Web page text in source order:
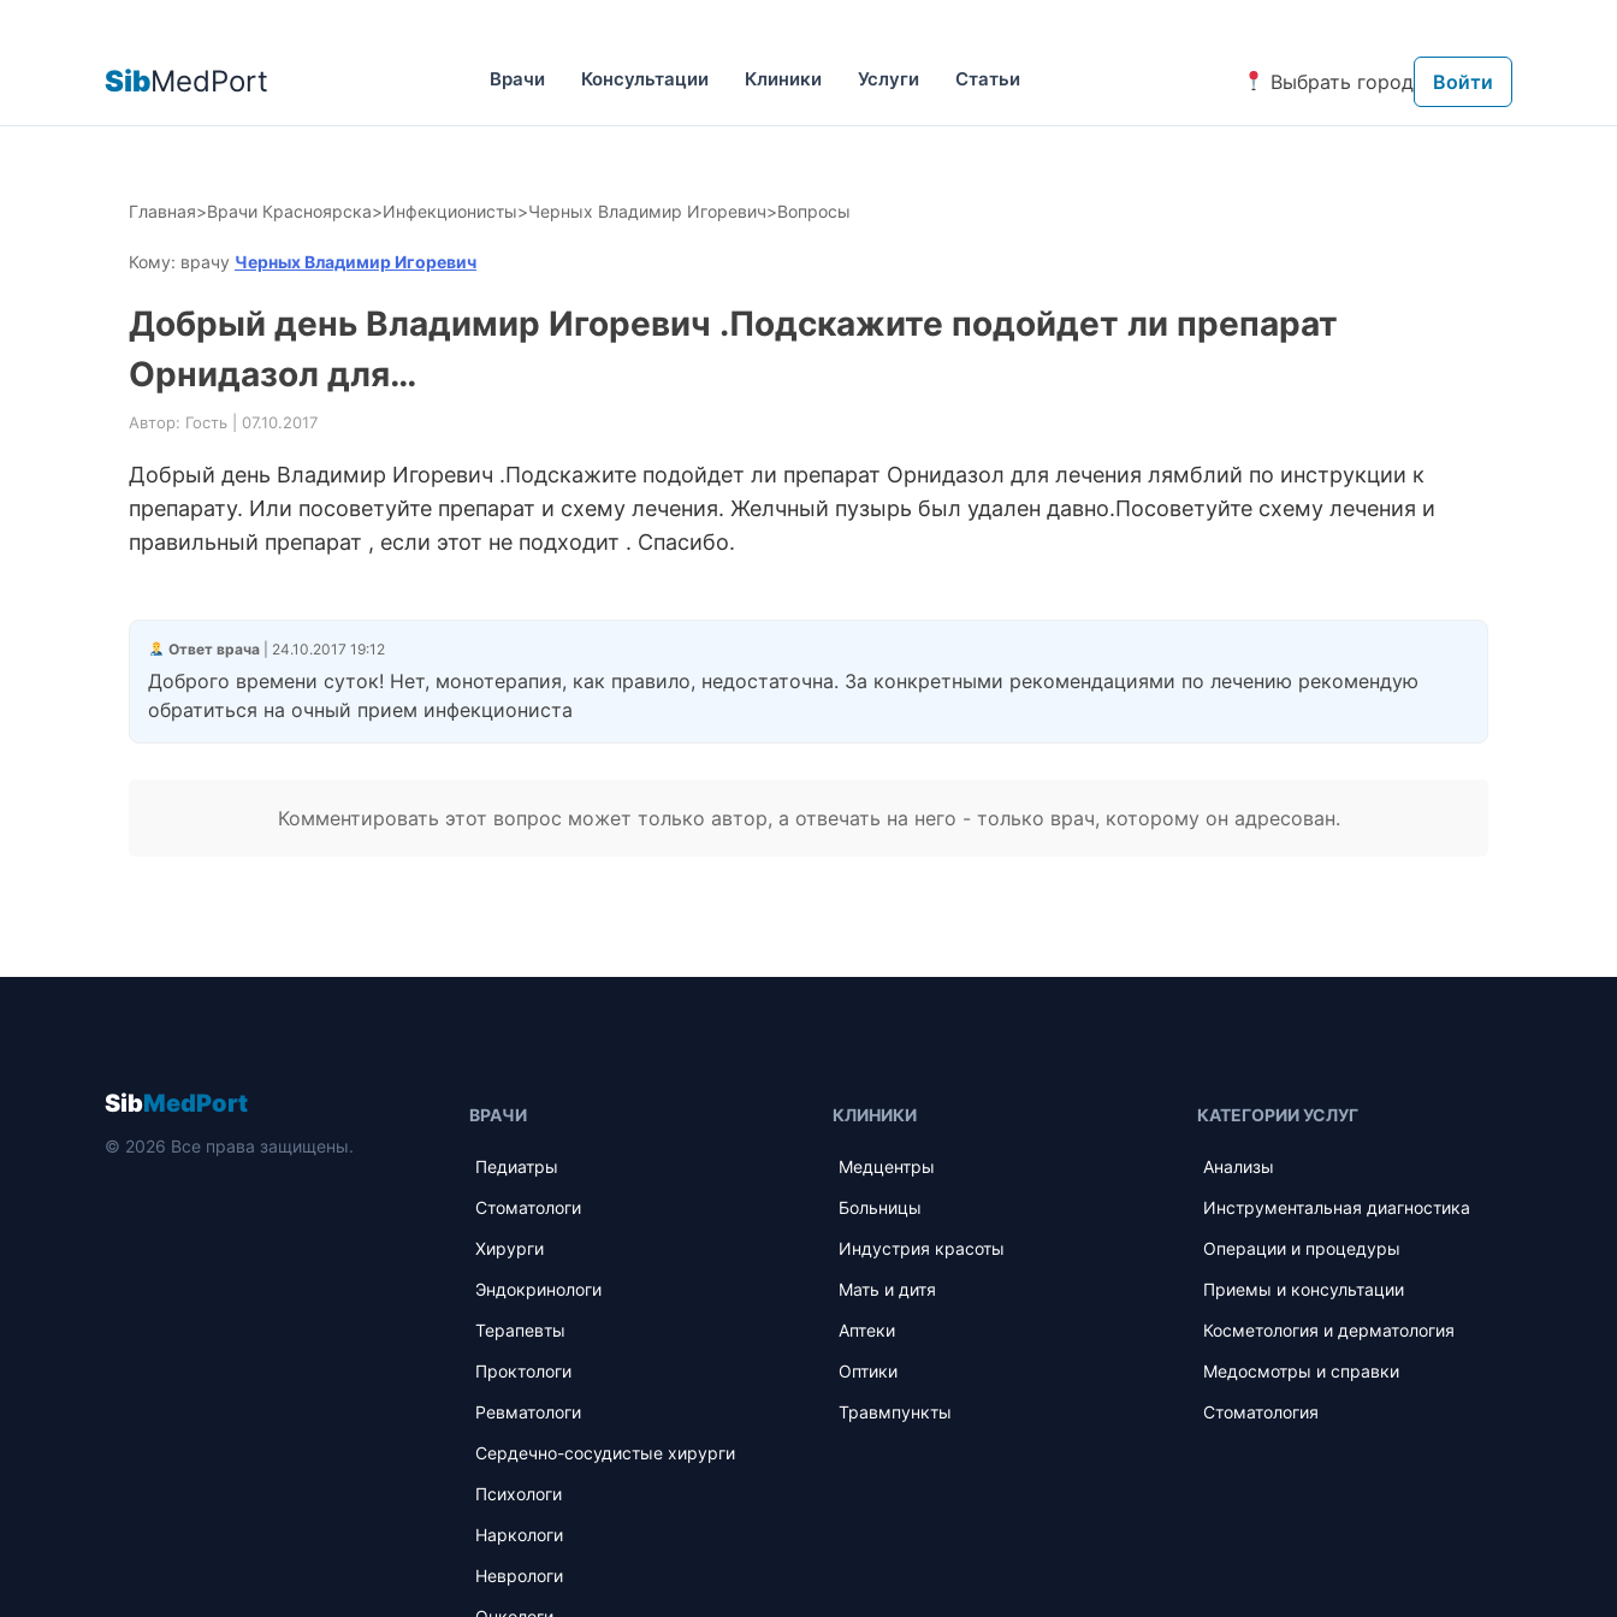
SibMedPort Врачи Консультации Клиники Услуги Статьи Выбрать город Войти
Главная>Врачи Красноярска>Инфекционисты>Черных Владимир Игоревич>Вопросы
Кому: врачу Черных Владимир Игоревич
Добрый день Владимир Игоревич .Подскажите подойдет ли препарат
Орнидазол для…
Автор: Гость | 07.10.2017
Добрый день Владимир Игоревич .Подскажите подойдет ли препарат Орнидазол для лечения лямблий по инструкции к
препарату. Или посоветуйте препарат и схему лечения. Желчный пузырь был удален давно.Посоветуйте схему лечения и
правильный препарат , если этот не подходит . Спасибо.
Ответ врача| 24.10.2017 19:12
Доброго времени суток! Нет, монотерапия, как правило, недостаточна. За конкретными рекомендациями по лечению рекомендую
обратиться на очный прием инфекциониста
Комментировать этот вопрос может только автор, а отвечать на него - только врач, которому он адресован.
SibMedPort
© 2026 Все права защищены.
ВРАЧИ
Педиатры
Стоматологи
Хирурги
Эндокринологи
Терапевты
Проктологи
Ревматологи
Сердечно-сосудистые хирурги
Психологи
Наркологи
Неврологи
КЛИНИКИ
Медцентры
Больницы
Индустрия красоты
Мать и дитя
Аптеки
Оптики
Травмпункты
КАТЕГОРИИ УСЛУГ
Анализы
Инструментальная диагностика
Операции и процедуры
Приемы и консультации
Косметология и дерматология
Медосмотры и справки
Стоматология